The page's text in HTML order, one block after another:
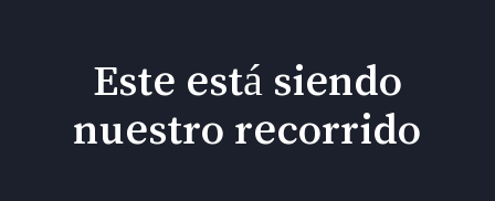
Este está siendo
nuestro recorrido